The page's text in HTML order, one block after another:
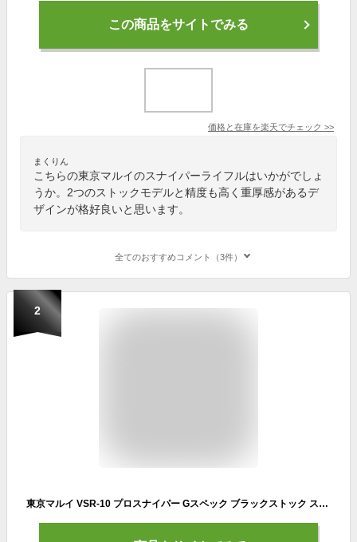
この商品をサイトでみる
価格と在庫を楽天でチェック >>
まくりん
こちらの東京マルイのスナイパーライフルはいかがでしょ
うか。2つのストックモデルと精度も高く重厚感があるデ
ザインが格好良いと思います。
全てのおすすめコメント（3件）
2
東京マルイ VSR-10 プロスナイパー Gスペック ブラックストック スナイパーライフル 純正 スコープセット /エアガン (VSR10 本体+スコープ+マウントリング+オリジナル軍手) 狙撃銃 G-SPEC サバゲー 銃